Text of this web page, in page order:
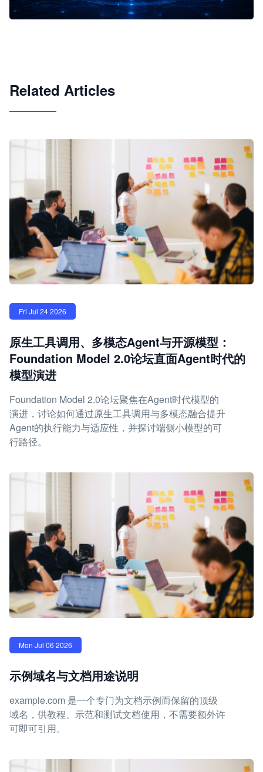
Related Articles
Fri Jul 24 2026
原生工具调用、多模态Agent与开源模型：
Foundation Model 2.0论坛直面Agent时代的
模型演进
Foundation Model 2.0论坛聚焦在Agent时代模型的
演进，讨论如何通过原生工具调用与多模态融合提升
Agent的执行能力与适应性，并探讨端侧小模型的可
行路径。
Mon Jul 06 2026
示例域名与文档用途说明
example.com 是一个专门为文档示例而保留的顶级
域名，供教程、示范和测试文档使用，不需要额外许
可即可引用。